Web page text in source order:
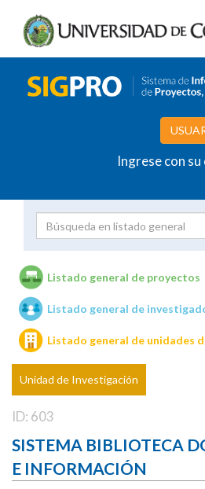
Ingrese con
Unidades de investigación
Listado general de proyectos
Listado general de
Listado general de unidades
Unidad de Investigación
ID: 603
SISTEMA BIBLIOTECA
E INFORMACIÓN